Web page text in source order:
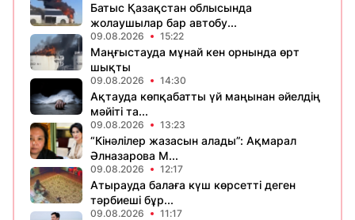
Батыс Қазақстан облысында
жолаушылар бар автобу...
09.08.2026 15:22
Маңғыстауда мұнай кен орнында өрт
шықты
09.08.2026 14:30
Ақтауда көпқабатты үй маңынан әйелдің
мәйіті та...
09.08.2026 13:23
“Кінәлілер жазасын алады”: Ақмарал
Әлназарова М...
09.08.2026 12:17
Атырауда балаға күш көрсетті деген
тәрбиеші бұр...
09.08.2026 11:17